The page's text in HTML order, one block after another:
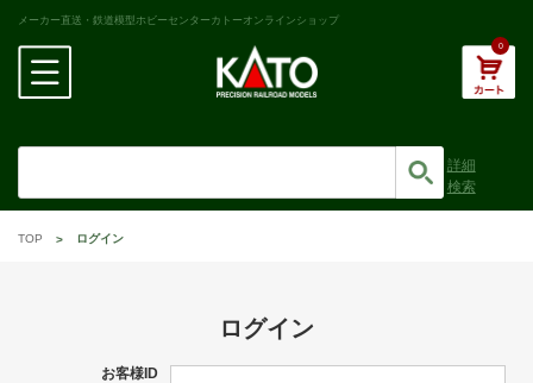
メーカー直送・鉄道模型ホビーセンターカトーオンラインショップ
0
詳細
検索
TOP ログイン
ログイン
お客様ID